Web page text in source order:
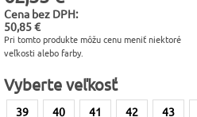
Cena bez DPH:
50,85 €
Pri tomto produkte môžu cenu meniť niektoré
veľkosti alebo farby.
Vyberte veľkosť
39 40 41 42 43